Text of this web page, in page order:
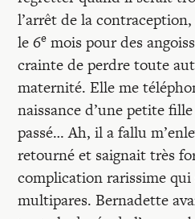
l’arrêt de la
le 6e mois pour des
crainte de perdre toute
maternité. Elle me
naissance d’une petite
passé… Ah, il a fallu
retourné et saignait très
complication rarissime
multipares. Bernadette